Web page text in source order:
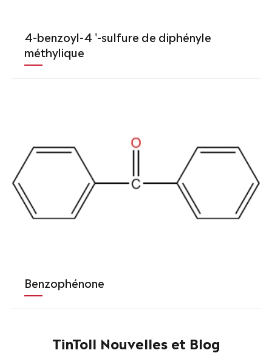
4-benzoyl-4 '-sulfure de diphényle
méthylique
Benzophénone
TinToll Nouvelles et Blog